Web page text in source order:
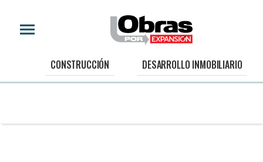
CONSTRUCCIÓN DESARROLLO INMOBILIARIO